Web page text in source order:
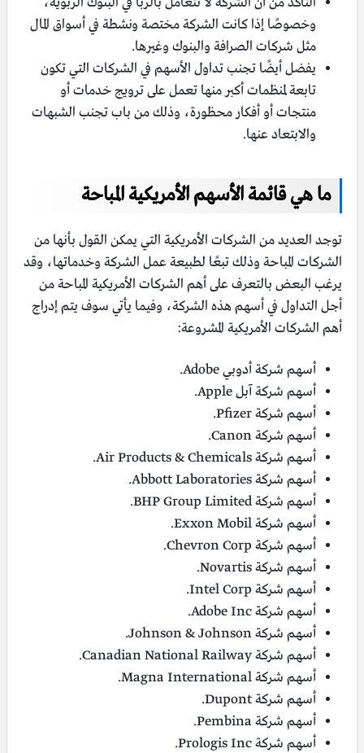
وخصوصًا إذا كانت الشركة مختصة ونشطة في أسواق المال
مثل شركات الصرافة والبنوك وغيرها.
يفضل أيضًا تجنب تداول الأسهم في الشركات التي تكون
تابعة لمنظمات أكبر منها تعمل على ترويج خدمات أو
منتجات أو أفكار محظورة، وذلك من باب تجنب الشبهات
والابتعاد عنها.
ما هي قائمة الأسهم الأمريكية المباحة
توجد العديد من الشركات الأمريكية التي يمكن القول بأنها من
الشركات المباحة وذلك تبعًا لطبيعة عمل الشركة وخدماتها، وقد
يرغب البعض بالتعرف على أهم الشركات الأمريكية المباحة من
أجل التداول في أسهم هذه الشركة، وفيما يأتي سوف يتم إدراج
أهم الشركات الأمريكية المشروعة:
أسهم شركة أدوبي Adobe.
أسهم شركة آبل Apple‎.
أسهم شركة Pfizer.
أسهم شركة Canon.
أسهم شركة Air Products & Chemicals.
أسهم شركة Abbott Laboratories.
أسهم شركة BHP Group Limited.
أسهم شركة Exxon Mobil.
أسهم شركة Chevron Corp.
أسهم شركة Novartis.
أسهم شركة Intel Corp.
أسهم شركة Adobe Inc.
أسهم شركة Johnson & Johnson.
أسهم شركة Canadian National Railway.
أسهم شركة Magna International.
أسهم شركة Dupont.
أسهم شركة Pembina.
أسهم شركة Prologis Inc.